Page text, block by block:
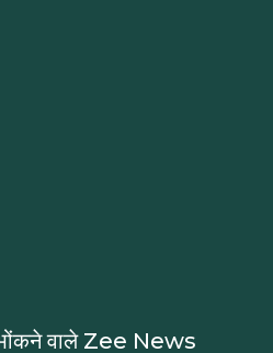
भोंकने वाले Zee News